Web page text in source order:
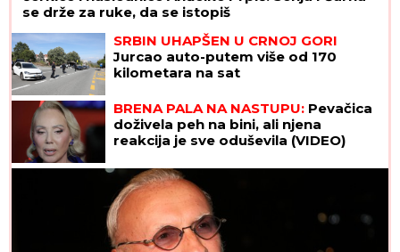
se drže za ruke, da se istopiš
SRBIN UHAPŠEN U CRNOJ GORI
Jurcao auto-putem više od 170
kilometara na sat
BRENA PALA NA NASTUPU: Pevačica
doživela peh na bini, ali njena
reakcija je sve oduševila (VIDEO)